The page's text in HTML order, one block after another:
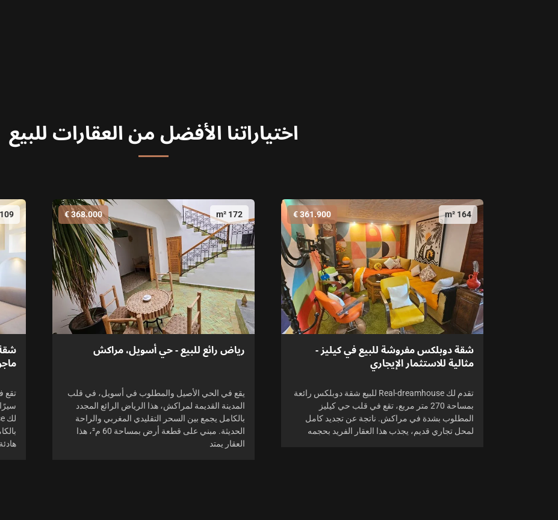
اختياراتنا الأفضل من العقارات للبيع
164 m²
361.900 €
شقة دوبلكس مفروشة للبيع في كيليز -
مثالية للاستثمار الإيجاري
تقدم لك Real-dreamhouse للبيع شقة دوبلكس رائعة
بمساحة 270 متر مربع، تقع في قلب حي كيليز
المطلوب بشدة في مراكش. ناتجة عن تجديد كامل
لمحل تجاري قديم، يجذب هذا العقار الفريد بحجمه
172 m²
368.000 €
رياض رائع للبيع - حي أسويل، مراكش
يقع في الحي الأصيل والمطلوب في أسويل، في قلب
المدينة القديمة لمراكش، هذا الرياض الرائع المجدد
بالكامل يجمع بين السحر التقليدي المغربي والراحة
الحديثة. مبني على قطعة أرض بمساحة 60 م²، هذا
العقار يمتد
109 m²